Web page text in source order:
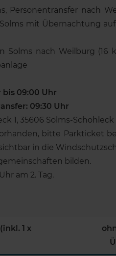
Personentransfer nach
mit Übernachtung
Solms nach Weilburg (16
bis 09:00 Uhr
09:30 Uhr
1, 35606 Solms-Schohleck
bitte Parkticket
in die
bilden.
am 2. Tag.
(inkl. 1 x